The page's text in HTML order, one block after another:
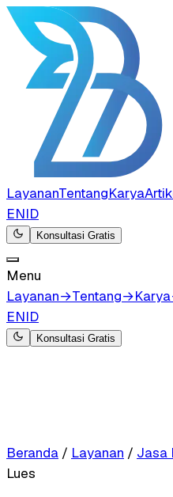
LayananTentangKarya
ENID
Konsultasi Gratis
Menu
Layanan→Tentang→Karya
ENID
Konsultasi Gratis
Beranda / Layanan / Jasa
Lues